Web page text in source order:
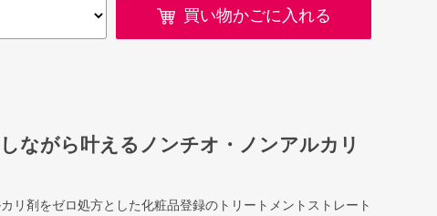
買い物かごに入れる
ながら叶えるノンチオ・ノンアルカリ
リ剤をゼロ処方とした化粧品登録のトリートメントストレート